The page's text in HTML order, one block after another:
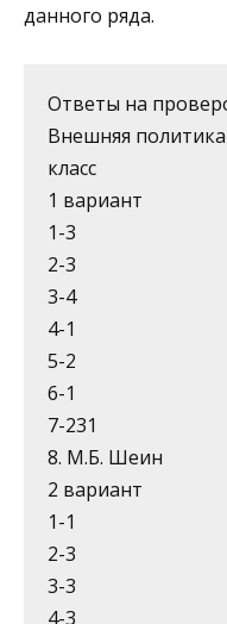
данного ряда.
Ответы на
Внешняя политика
класс
1 вариант
1-3
2-3
3-4
4-1
5-2
6-1
7-231
8. М.Б. Шеин
2 вариант
1-1
2-3
3-3
4-3